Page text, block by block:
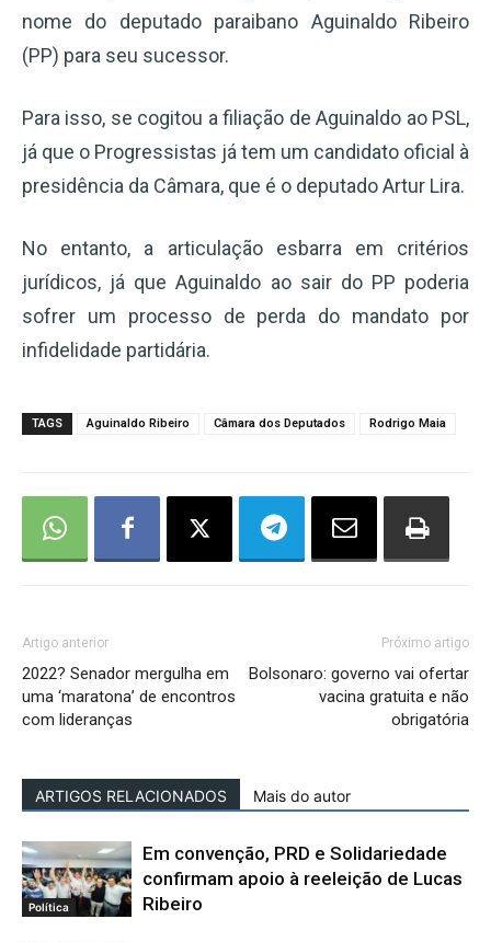
nome do deputado paraibano Aguinaldo Ribeiro
(PP) para seu sucessor.
Para isso, se cogitou a filiação de Aguinaldo ao PSL,
já que o Progressistas já tem um candidato oficial à
presidência da Câmara, que é o deputado Artur Lira.
No entanto, a articulação esbarra em critérios
jurídicos, já que Aguinaldo ao sair do PP poderia
sofrer um processo de perda do mandato por
infidelidade partidária.
TAGS Aguinaldo Ribeiro Câmara dos Deputados Rodrigo Maia
Artigo anterior
2022? Senador mergulha em
uma ‘maratona’ de encontros
com lideranças
Próximo artigo
Bolsonaro: governo vai ofertar
vacina gratuita e não
obrigatória
ARTIGOS RELACIONADOS Mais do autor
Política
Em convenção, PRD e Solidariedade
confirmam apoio à reeleição de Lucas
Ribeiro